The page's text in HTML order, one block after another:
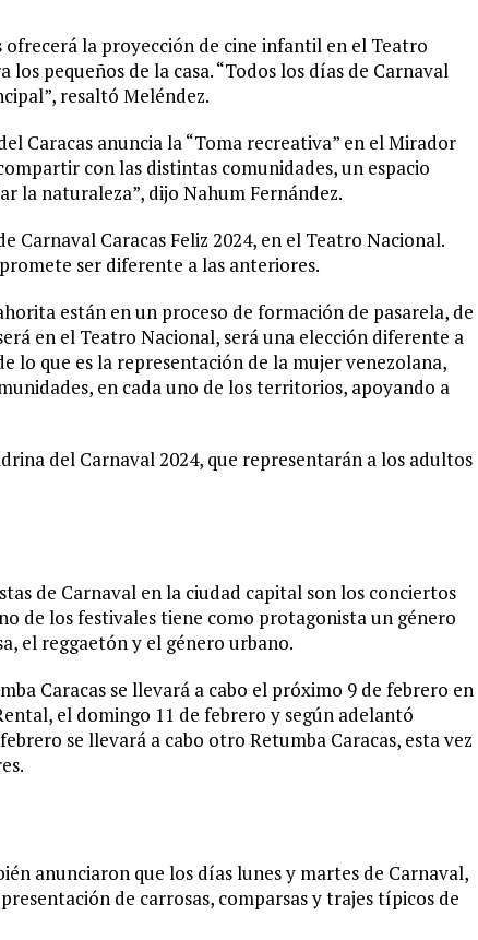
la proyección de cine infantil en el Teatro
pequeños de la casa. “Todos los días de Carnaval
resaltó Meléndez.
Caracas anuncia la “Toma recreativa” en el Mirador
con las distintas comunidades, un espacio
la naturaleza”, dijo Nahum Fernández.
Carnaval Caracas Feliz 2024, en el Teatro Nacional.
ser diferente a las anteriores.
están en un proceso de formación de pasarela, de
en el Teatro Nacional, será una elección diferente a
lo que es la representación de la mujer venezolana,
en cada uno de los territorios, apoyando a
del Carnaval 2024, que representarán a los adultos
de Carnaval en la ciudad capital son los conciertos
de los festivales tiene como protagonista un género
el reggaetón y el género urbano.
Caracas se llevará a cabo el próximo 9 de febrero en
el domingo 11 de febrero y según adelantó
se llevará a cabo otro Retumba Caracas, esta vez
anunciaron que los días lunes y martes de Carnaval,
de carrosas, comparsas y trajes típicos de